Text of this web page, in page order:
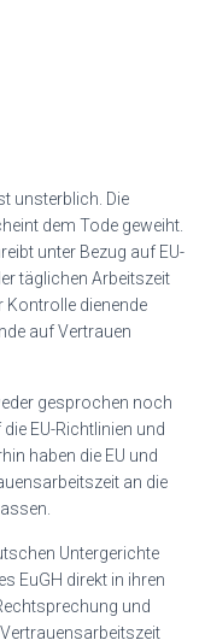
unsterblich. Die
dem Tode geweiht.
unter Bezug auf EU-
täglichen Arbeitszeit
Kontrolle dienende
auf Vertrauen
gesprochen noch
EU-Richtlinien und
haben die EU und
an die
Untergerichte
EuGH direkt in ihren
und